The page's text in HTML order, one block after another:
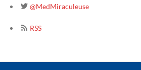
@MedMiraculeuse
RSS